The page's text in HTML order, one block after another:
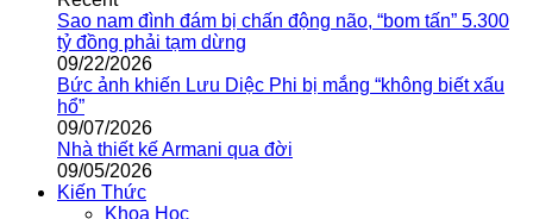
Sao nam đình đám bị chấn động não, “bom tấn” 5.300
tỷ đồng phải tạm dừng
09/22/2026
Bức ảnh khiến Lưu Diệc Phi bị mắng “không biết xấu
hổ”
09/07/2026
Nhà thiết kế Armani qua đời
09/05/2026
Kiến Thức
Khoa Học